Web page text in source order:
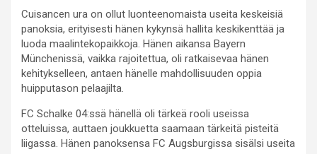
Cuisancen ura on ollut luonteenomaista useita keskeisiä
panoksia, erityisesti hänen kykynsä hallita keskikenttää ja
luoda maalintekopaikkoja. Hänen aikansa Bayern
Münchenissä, vaikka rajoitettua, oli ratkaisevaa hänen
kehitykselleen, antaen hänelle mahdollisuuden oppia
huipputason pelaajilta.
FC Schalke 04:ssä hänellä oli tärkeä rooli useissa
otteluissa, auttaen joukkuetta saamaan tärkeitä pisteitä
liigassa. Hänen panoksensa FC Augsburgissa sisälsi useita